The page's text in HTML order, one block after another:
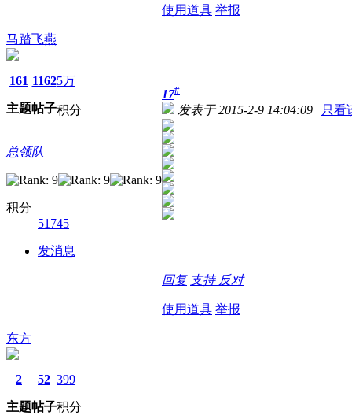
使用道具 举报
马踏飞燕
161
主题
1162
帖子
5万
积分
总领队
积分
51745
发消息
17#
发表于 2015-2-9 14:04:09 | 只看
回复 支持 反对
使用道具 举报
东方
2
主题
52
帖子
399
积分